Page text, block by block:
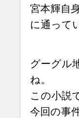
宮本輝自
に通って
グーグル
ね。
この小説
今回の事